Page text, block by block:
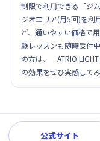
制限で利用できる「ジ
ジオエリア(月5回)を利
ど、通いやすい価格で
験レッスンも随時受付
の方は、「ATRIO
の効果をぜひ実感して
公式サイト